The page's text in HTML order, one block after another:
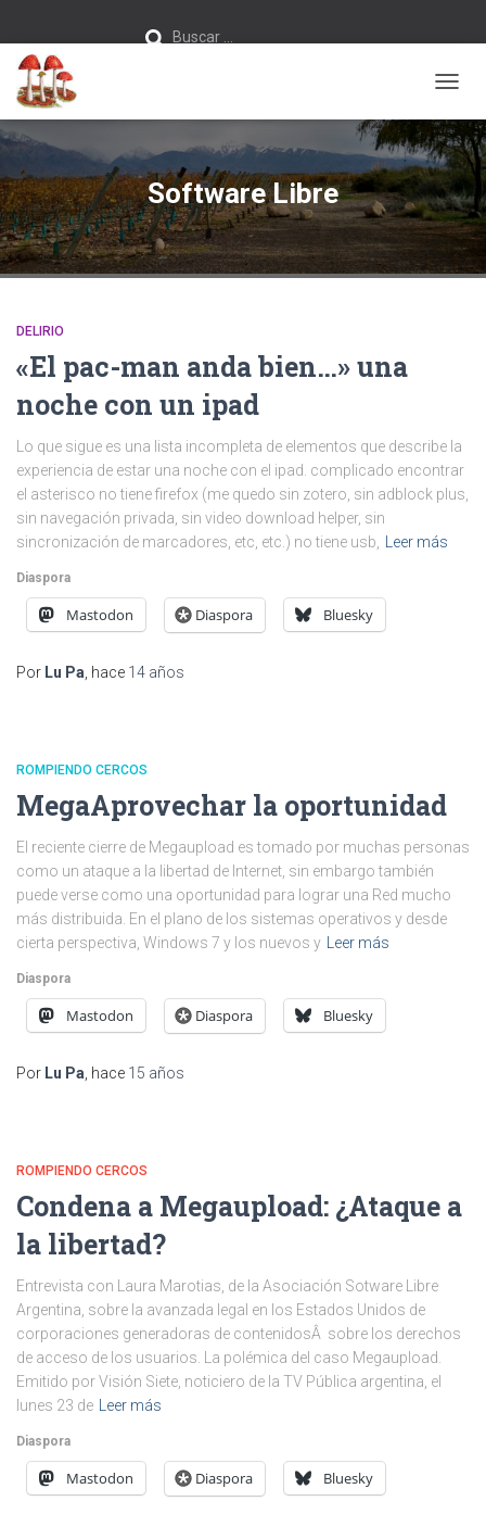
Buscar …
MODO
DE
Software Libre
DELIRIO
«El pac-man anda bien…» una
noche con un ipad
Lo que sigue es una lista incompleta de elementos que describe la
experiencia de estar una noche con el ipad. complicado encontrar
el asterisco no tiene firefox (me quedo sin zotero, sin adblock plus,
sin navegación privada, sin video download helper, sin
sincronización de marcadores, etc, etc.) no tiene usb,
Leer más
Diaspora
Mastodon Diaspora Bluesky
Por Lu Pa , hace 14 años
ROMPIENDO CERCOS
MegaAprovechar la oportunidad
El reciente cierre de Megaupload es tomado por muchas personas
como un ataque a la libertad de Internet, sin embargo también
puede verse como una oportunidad para lograr una Red mucho
más distribuida. En el plano de los sistemas operativos y desde
cierta perspectiva, Windows 7 y los nuevos y
Leer más
Diaspora
Mastodon Diaspora Bluesky
Por Lu Pa , hace 15 años
ROMPIENDO CERCOS
Condena a Megaupload: ¿Ataque a
la libertad?
Entrevista con Laura Marotias, de la Asociación Sotware Libre
Argentina, sobre la avanzada legal en los Estados Unidos de
corporaciones generadoras de contenidosÂ sobre los derechos
de acceso de los usuarios. La polémica del caso Megaupload.
Emitido por Visión Siete, noticiero de la TV Pública argentina, el
lunes 23 de
Leer más
Diaspora
Mastodon Diaspora Bluesky